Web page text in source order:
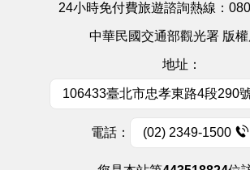
24小時免付費旅遊諮詢熱線：
中華民國交通部觀光署 版
地址：
106433臺北市忠孝東路4段290
電話： (02) 2349-1500